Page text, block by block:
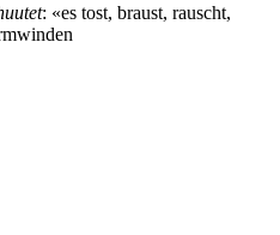
: «es tost, braust, rauscht,